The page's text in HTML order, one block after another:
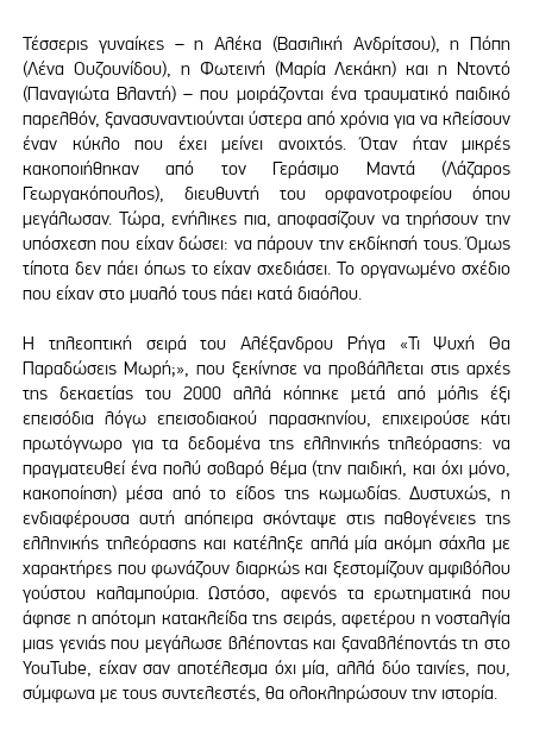
Τέσσερις γυναίκες – η Αλέκα (Βασιλική Ανδρίτσου), η Πόπη
(Λένα Ουζουνίδου), η Φωτεινή (Μαρία Λεκάκη) και η Ντοντό
(Παναγιώτα Βλαντή) – που μοιράζονται ένα τραυματικό παιδικό
παρελθόν, ξανασυναντιούνται ύστερα από χρόνια για να κλείσουν
έναν κύκλο που έχει μείνει ανοιχτός. Όταν ήταν μικρές
κακοποιήθηκαν από τον Γεράσιμο Μαντά (Λάζαρος
Γεωργακόπουλος), διευθυντή του ορφανοτροφείου όπου
μεγάλωσαν. Τώρα, ενήλικες πια, αποφασίζουν να τηρήσουν την
υπόσχεση που είχαν δώσει: να πάρουν την εκδίκησή τους. Όμως
τίποτα δεν πάει όπως το είχαν σχεδιάσει. Το οργανωμένο σχέδιο
που είχαν στο μυαλό τους πάει κατά διαόλου.
Η τηλεοπτική σειρά του Αλέξανδρου Ρήγα «Τι Ψυχή Θα
Παραδώσεις Μωρή;», που ξεκίνησε να προβάλλεται στις αρχές
της δεκαετίας του 2000 αλλά κόπηκε μετά από μόλις έξι
επεισόδια λόγω επεισοδιακού παρασκηνίου, επιχειρούσε κάτι
πρωτόγνωρο για τα δεδομένα της ελληνικής τηλεόρασης: να
πραγματευθεί ένα πολύ σοβαρό θέμα (την παιδική, και όχι μόνο,
κακοποίηση) μέσα από το είδος της κωμωδίας. Δυστυχώς, η
ενδιαφέρουσα αυτή απόπειρα σκόνταψε στις παθογένειες της
ελληνικής τηλεόρασης και κατέληξε απλά μία ακόμη σάχλα με
χαρακτήρες που φωνάζουν διαρκώς και ξεστομίζουν αμφιβόλου
γούστου καλαμπούρια. Ωστόσο, αφενός τα ερωτηματικά που
άφησε η απότομη κατακλείδα της σειράς, αφετέρου η νοσταλγία
μιας γενιάς που μεγάλωσε βλέποντας και ξαναβλέποντάς τη στο
YouTube, είχαν σαν αποτέλεσμα όχι μία, αλλά δύο ταινίες, που,
σύμφωνα με τους συντελεστές, θα ολοκληρώσουν την ιστορία.